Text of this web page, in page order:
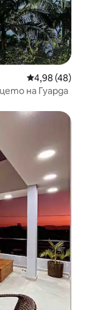
Средна
4,98 (48)
на Гуарда